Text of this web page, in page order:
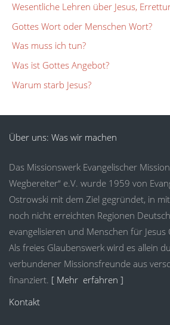
Wesentliche Lehren über Jesus,
Gottes Wort oder Menschen Wort?
Was muss ich tun?
Was ist Gottes Angebot?
Warum starb Jesus?
Über uns: Was wir machen
Das Missionswerk Evangelischer
Wegbereiter“ e.V. wurde 1959 von
Ostrowski mit dem Ziel gegründet, in
noch nicht erreichten Regionen
evangelisieren und Menschen für
Als freies Glaubenswerk wird es allein
verbundener Missionsfreunde aus
finanziert. [ Mehr erfahren ]
Kontakt